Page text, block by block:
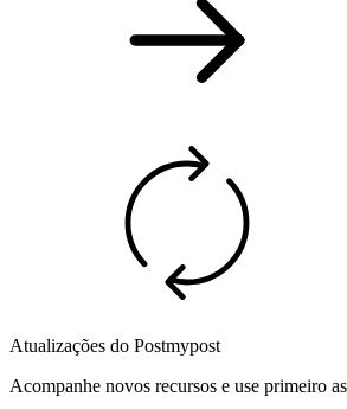
Atualizações do Postmypost
Acompanhe novos recursos e use primeiro